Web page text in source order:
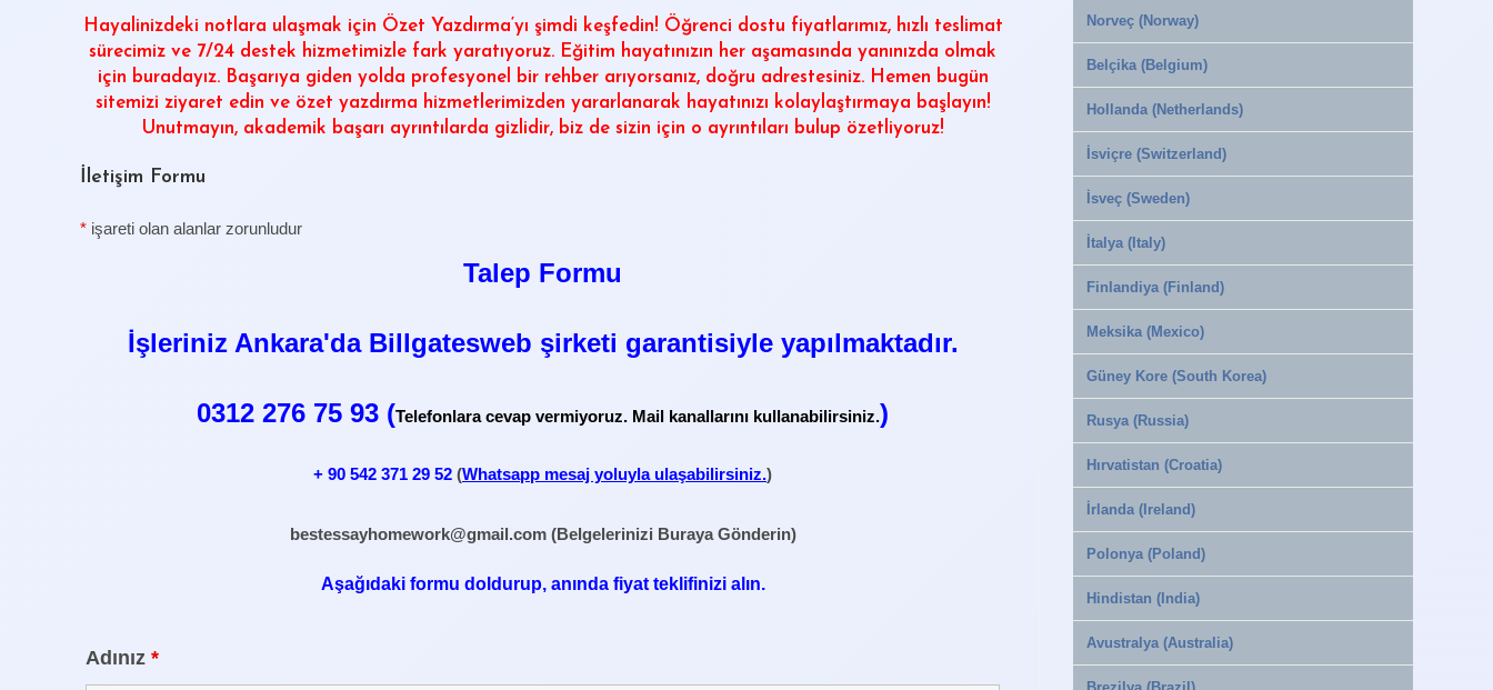
Hayalinizdeki notlara ulaşmak için Özet Yazdırma‘yı şimdi keşfedin! Öğrenci dostu fiyatlarımız, hızlı teslimat
sürecimiz ve 7/24 destek hizmetimizle fark yaratıyoruz. Eğitim hayatınızın her aşamasında yanınızda olmak
için buradayız. Başarıya giden yolda profesyonel bir rehber arıyorsanız, doğru adrestesiniz. Hemen bugün
sitemizi ziyaret edin ve özet yazdırma hizmetlerimizden yararlanarak hayatınızı kolaylaştırmaya başlayın!
Unutmayın, akademik başarı ayrıntılarda gizlidir, biz de sizin için o ayrıntıları bulup özetliyoruz!
İletişim Formu
* işareti olan alanlar zorunludur
Talep Formu
İşleriniz Ankara'da Billgatesweb şirketi garantisiyle yapılmaktadır.
0312 276 75 93 (Telefonlara cevap vermiyoruz. Mail kanallarını kullanabilirsiniz.)
+ 90 542 371 29 52 (Whatsapp mesaj yoluyla ulaşabilirsiniz.)
bestessayhomework@gmail.com(Belgelerinizi Buraya Gönderin)
Aşağıdaki formu doldurup, anında fiyat teklifinizi alın.
Adınız *
Norveç (Norway)
Belçika (Belgium)
Hollanda (Netherlands)
İsviçre (Switzerland)
İsveç (Sweden)
İtalya (Italy)
Finlandiya (Finland)
Meksika (Mexico)
Güney Kore (South Korea)
Rusya (Russia)
Hırvatistan (Croatia)
İrlanda (Ireland)
Polonya (Poland)
Hindistan (India)
Avustralya (Australia)